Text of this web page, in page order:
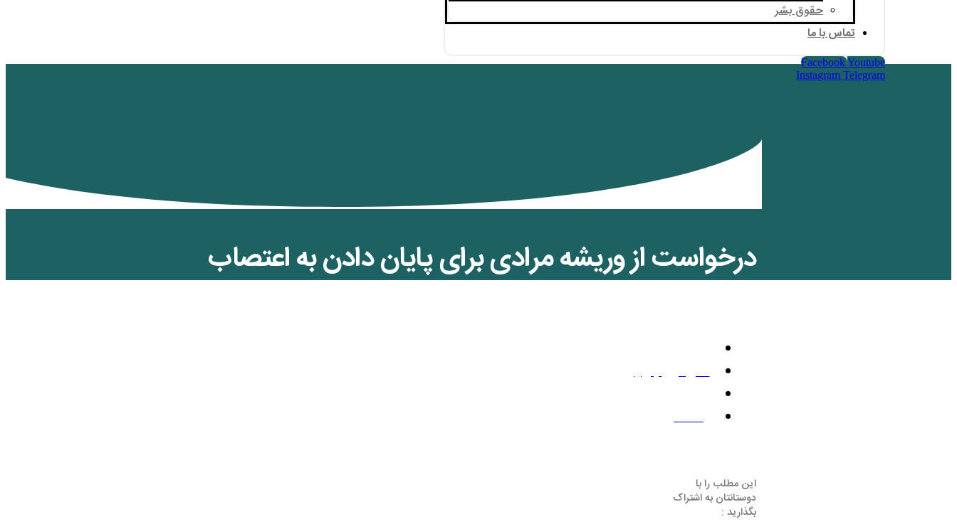
حقوق بشر
تماس با ما
FacebookYoutube
Instagram Telegram
درخواست از وریشه مرادی برای پایان دادن به اعتصاب
اکتبر 27, 2024
یک نظر
این مطلب را با
دوستانتان به اشتراک
بگذارید :